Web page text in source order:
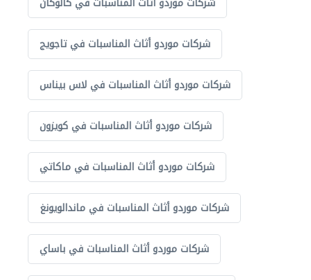
شركات موردو أثاث المناسبات في تاجويج
شركات موردو أثاث المناسبات في لاس بيناس
شركات موردو أثاث المناسبات في كويزون
شركات موردو أثاث المناسبات في ماكاتي
شركات موردو أثاث المناسبات في ماندالويونغ
شركات موردو أثاث المناسبات في باساي